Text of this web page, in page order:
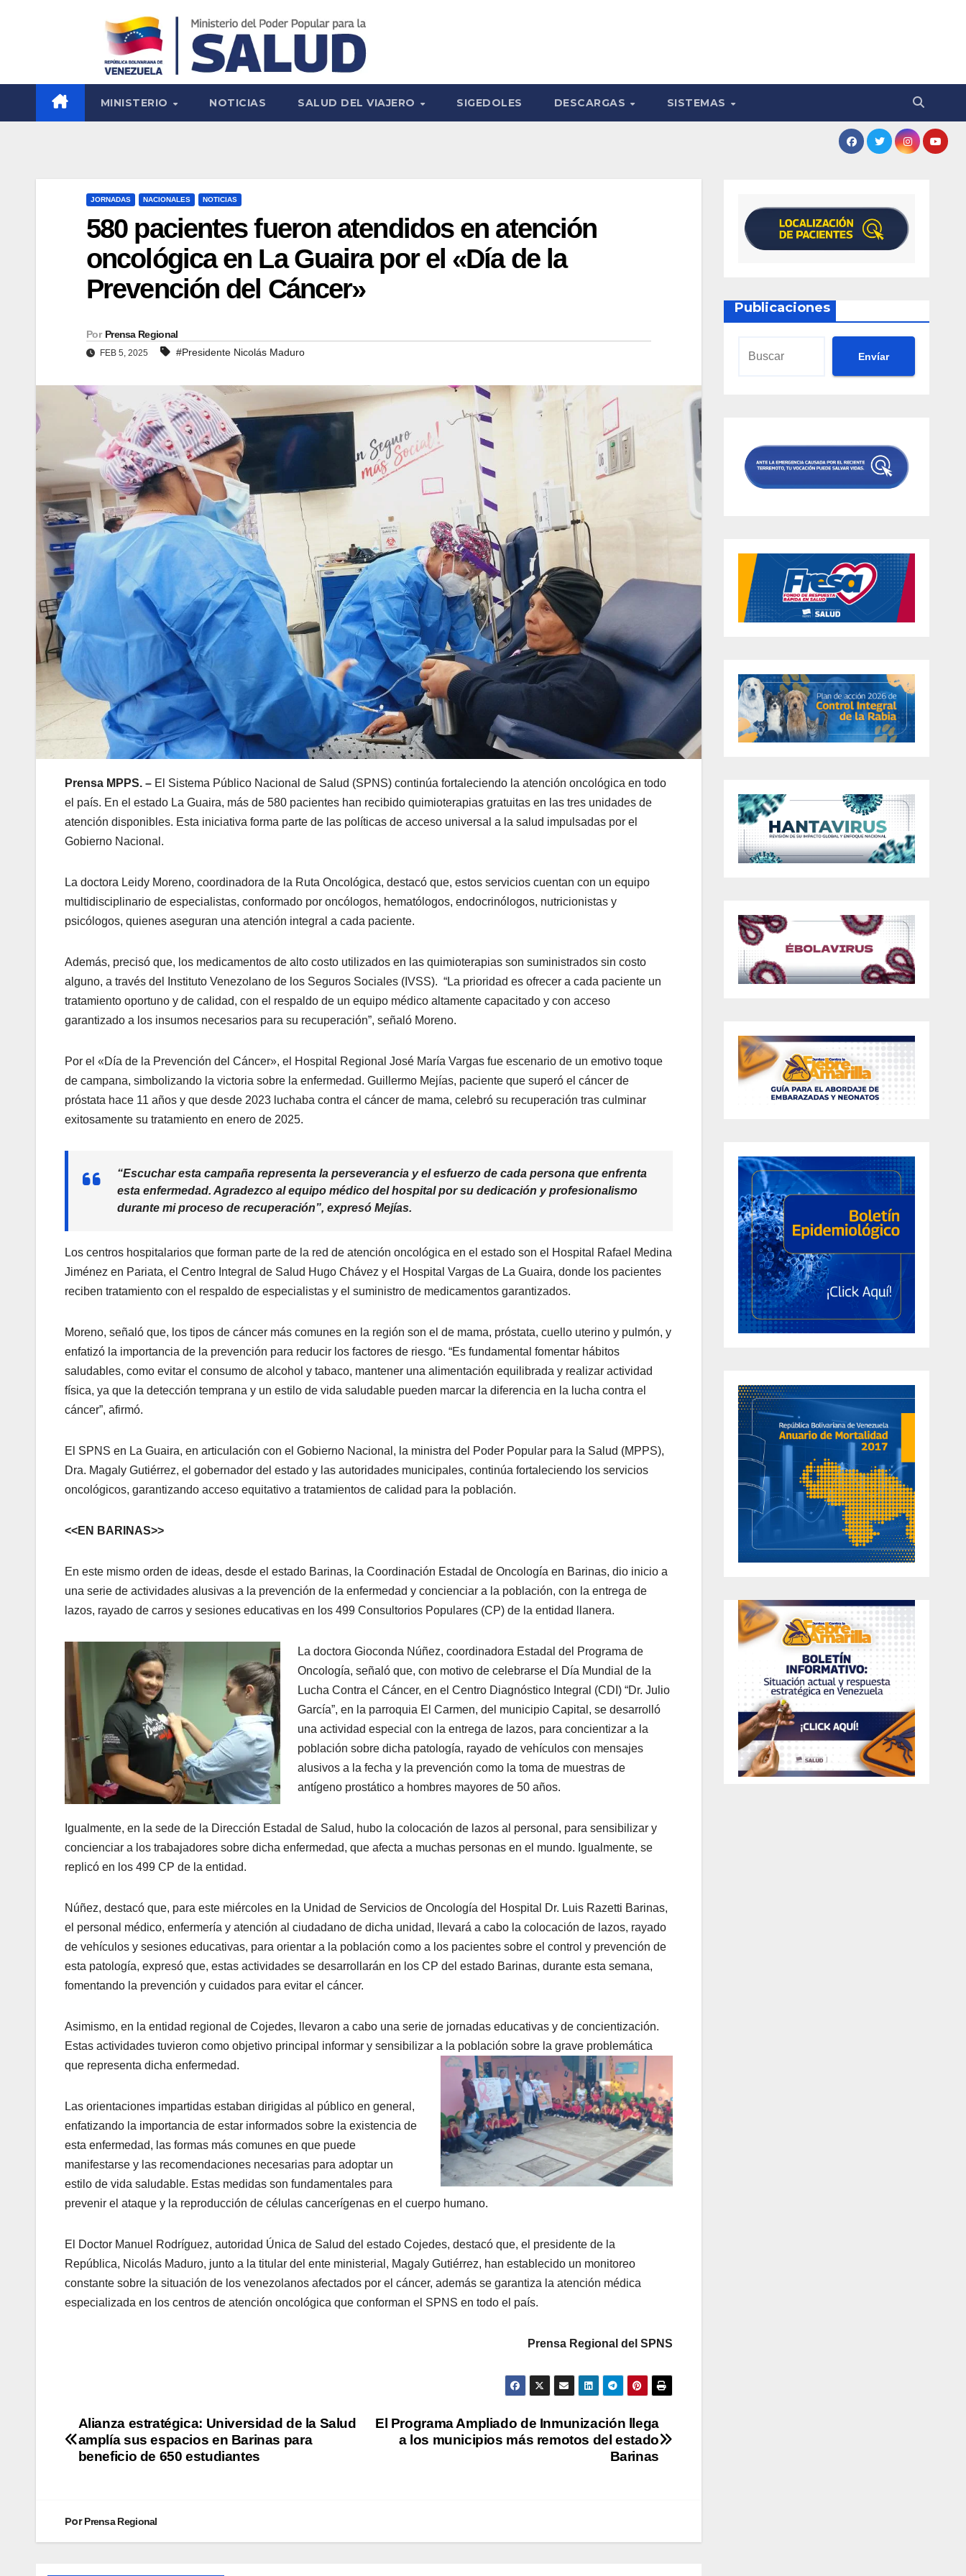
MINISTERIO NOTICIAS SALUD DEL VIAJERO SIGEDOLES DESCARGAS SISTEMAS
JORNADAS NACIONALES NOTICIAS
580 pacientes fueron atendidos en atención
oncológica en La Guaira por el «Día de la
Prevención del Cáncer»
Por Prensa Regional
FEB 5, 2025 #Presidente Nicolás Maduro
Prensa MPPS. – El Sistema Público Nacional de Salud (SPNS) continúa fortaleciendo la atención oncológica en todo
el país. En el estado La Guaira, más de 580 pacientes han recibido quimioterapias gratuitas en las tres unidades de
atención disponibles. Esta iniciativa forma parte de las políticas de acceso universal a la salud impulsadas por el
Gobierno Nacional.
La doctora Leidy Moreno, coordinadora de la Ruta Oncológica, destacó que, estos servicios cuentan con un equipo
multidisciplinario de especialistas, conformado por oncólogos, hematólogos, endocrinólogos, nutricionistas y
psicólogos, quienes aseguran una atención integral a cada paciente.
Además, precisó que, los medicamentos de alto costo utilizados en las quimioterapias son suministrados sin costo
alguno, a través del Instituto Venezolano de los Seguros Sociales (IVSS). “La prioridad es ofrecer a cada paciente un
tratamiento oportuno y de calidad, con el respaldo de un equipo médico altamente capacitado y con acceso
garantizado a los insumos necesarios para su recuperación”, señaló Moreno.
Por el «Día de la Prevención del Cáncer», el Hospital Regional José María Vargas fue escenario de un emotivo toque
de campana, simbolizando la victoria sobre la enfermedad. Guillermo Mejías, paciente que superó el cáncer de
próstata hace 11 años y que desde 2023 luchaba contra el cáncer de mama, celebró su recuperación tras culminar
exitosamente su tratamiento en enero de 2025.
“Escuchar esta campaña representa la perseverancia y el esfuerzo de cada persona que enfrenta
esta enfermedad. Agradezco al equipo médico del hospital por su dedicación y profesionalismo
durante mi proceso de recuperación”, expresó Mejías.
Los centros hospitalarios que forman parte de la red de atención oncológica en el estado son el Hospital Rafael Medina
Jiménez en Pariata, el Centro Integral de Salud Hugo Chávez y el Hospital Vargas de La Guaira, donde los pacientes
reciben tratamiento con el respaldo de especialistas y el suministro de medicamentos garantizados.
Moreno, señaló que, los tipos de cáncer más comunes en la región son el de mama, próstata, cuello uterino y pulmón, y
enfatizó la importancia de la prevención para reducir los factores de riesgo. “Es fundamental fomentar hábitos
saludables, como evitar el consumo de alcohol y tabaco, mantener una alimentación equilibrada y realizar actividad
física, ya que la detección temprana y un estilo de vida saludable pueden marcar la diferencia en la lucha contra el
cáncer”, afirmó.
El SPNS en La Guaira, en articulación con el Gobierno Nacional, la ministra del Poder Popular para la Salud (MPPS),
Dra. Magaly Gutiérrez, el gobernador del estado y las autoridades municipales, continúa fortaleciendo los servicios
oncológicos, garantizando acceso equitativo a tratamientos de calidad para la población.
<<EN BARINAS>>
En este mismo orden de ideas, desde el estado Barinas, la Coordinación Estadal de Oncología en Barinas, dio inicio a
una serie de actividades alusivas a la prevención de la enfermedad y concienciar a la población, con la entrega de
lazos, rayado de carros y sesiones educativas en los 499 Consultorios Populares (CP) de la entidad llanera.
La doctora Gioconda Núñez, coordinadora Estadal del Programa de
Oncología, señaló que, con motivo de celebrarse el Día Mundial de la
Lucha Contra el Cáncer, en el Centro Diagnóstico Integral (CDI) “Dr. Julio
García”, en la parroquia El Carmen, del municipio Capital, se desarrolló
una actividad especial con la entrega de lazos, para concientizar a la
población sobre dicha patología, rayado de vehículos con mensajes
alusivos a la fecha y la prevención como la toma de muestras de
antígeno prostático a hombres mayores de 50 años.
Igualmente, en la sede de la Dirección Estadal de Salud, hubo la colocación de lazos al personal, para sensibilizar y
concienciar a los trabajadores sobre dicha enfermedad, que afecta a muchas personas en el mundo. Igualmente, se
replicó en los 499 CP de la entidad.
Núñez, destacó que, para este miércoles en la Unidad de Servicios de Oncología del Hospital Dr. Luis Razetti Barinas,
el personal médico, enfermería y atención al ciudadano de dicha unidad, llevará a cabo la colocación de lazos, rayado
de vehículos y sesiones educativas, para orientar a la población como a los pacientes sobre el control y prevención de
esta patología, expresó que, estas actividades se desarrollarán en los CP del estado Barinas, durante esta semana,
fomentando la prevención y cuidados para evitar el cáncer.
Asimismo, en la entidad regional de Cojedes, llevaron a cabo una serie de jornadas educativas y de concientización.
Estas actividades tuvieron como objetivo principal informar y sensibilizar a la población sobre la grave problemática
que representa dicha enfermedad.
Las orientaciones impartidas estaban dirigidas al público en general,
enfatizando la importancia de estar informados sobre la existencia de
esta enfermedad, las formas más comunes en que puede
manifestarse y las recomendaciones necesarias para adoptar un
estilo de vida saludable. Estas medidas son fundamentales para
prevenir el ataque y la reproducción de células cancerígenas en el cuerpo humano.
El Doctor Manuel Rodríguez, autoridad Única de Salud del estado Cojedes, destacó que, el presidente de la
República, Nicolás Maduro, junto a la titular del ente ministerial, Magaly Gutiérrez, han establecido un monitoreo
constante sobre la situación de los venezolanos afectados por el cáncer, además se garantiza la atención médica
especializada en los centros de atención oncológica que conforman el SPNS en todo el país.
Prensa Regional del SPNS
El Programa Ampliado de Inmunización llega
a los municipios más remotos del estado
Barinas
Alianza estratégica: Universidad de la Salud
amplía sus espacios en Barinas para
beneficio de 650 estudiantes
PorPrensa Regional
Publicaciones
Envíar